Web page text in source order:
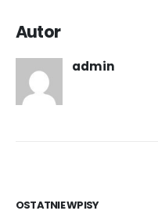
Autor
admin
OSTATNIE WPISY